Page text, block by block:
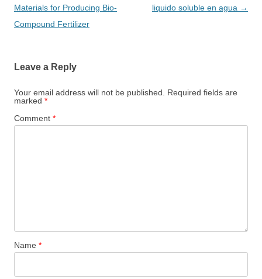
navigation
Materials for Producing Bio-
Compound Fertilizer
liquido soluble en agua →
Leave a Reply
Your email address will not be published.
Required fields are
marked *
Comment *
Name *